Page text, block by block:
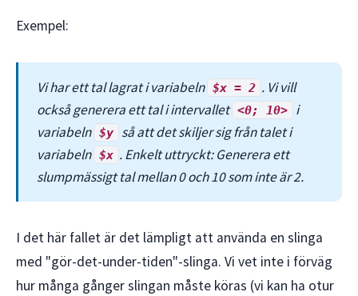
Exempel:
Vi har ett tal lagrat i variabeln $x = 2 . Vi vill
också generera ett tal i intervallet <0; 10>
i
variabeln $y
så att det skiljer sig från talet i
variabeln $x . Enkelt uttryckt: Generera ett
slumpmässigt tal mellan 0 och 10 som inte är 2.
I det här fallet är det lämpligt att använda en slinga
med "gör-det-under-tiden"-slinga. Vi vet inte i förväg
hur många gånger slingan måste köras (vi kan ha otur